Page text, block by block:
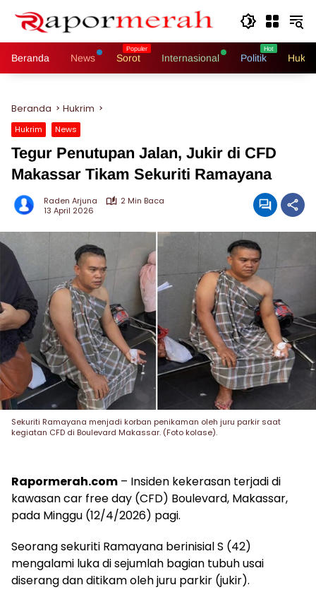
Beranda News Sorot Internasional Politik
Beranda Hukrim
Hukrim News
Tegur Penutupan Jalan, Jukir di CFD
Makassar Tikam Sekuriti Ramayana
Raden Arjuna
2 Min Baca
13 April 2026
Sekuriti Ramayana menjadi korban penikaman oleh juru parkir saat
kegiatan CFD di Boulevard Makassar. (Foto kolase).
Rapormerah.com – Insiden kekerasan terjadi di
kawasan car free day (CFD) Boulevard, Makassar,
pada Minggu (12/4/2026) pagi.
Seorang sekuriti Ramayana berinisial S (42)
mengalami luka di sejumlah bagian tubuh usai
diserang dan ditikam oleh juru parkir (jukir).